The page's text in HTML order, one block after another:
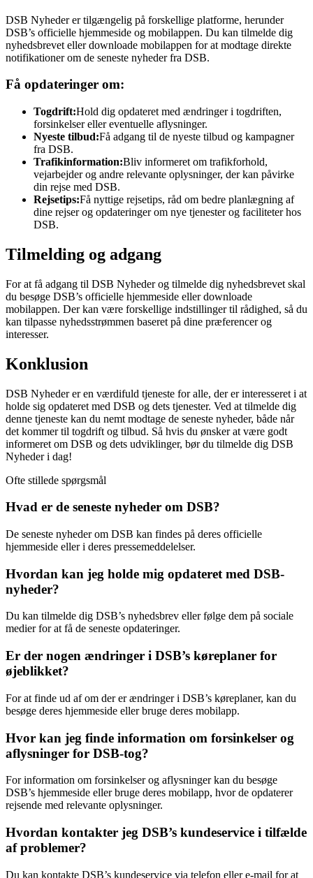
DSB Nyheder er tilgængelig på forskellige platforme, herunder
DSB’s officielle hjemmeside og mobilappen. Du kan tilmelde dig
nyhedsbrevet eller downloade mobilappen for at modtage direkte
notifikationer om de seneste nyheder fra DSB.
Få opdateringer om:
Togdrift:Hold dig opdateret med ændringer i togdriften,
forsinkelser eller eventuelle aflysninger.
Nyeste tilbud:Få adgang til de nyeste tilbud og kampagner
fra DSB.
Trafikinformation:Bliv informeret om trafikforhold,
vejarbejder og andre relevante oplysninger, der kan påvirke
din rejse med DSB.
Rejsetips:Få nyttige rejsetips, råd om bedre planlægning af
dine rejser og opdateringer om nye tjenester og faciliteter hos
DSB.
Tilmelding og adgang
For at få adgang til DSB Nyheder og tilmelde dig nyhedsbrevet skal
du besøge DSB’s officielle hjemmeside eller downloade
mobilappen. Der kan være forskellige indstillinger til rådighed, så du
kan tilpasse nyhedsstrømmen baseret på dine præferencer og
interesser.
Konklusion
DSB Nyheder er en værdifuld tjeneste for alle, der er interesseret i at
holde sig opdateret med DSB og dets tjenester. Ved at tilmelde dig
denne tjeneste kan du nemt modtage de seneste nyheder, både når
det kommer til togdrift og tilbud. Så hvis du ønsker at være godt
informeret om DSB og dets udviklinger, bør du tilmelde dig DSB
Nyheder i dag!
Ofte stillede spørgsmål
Hvad er de seneste nyheder om DSB?
De seneste nyheder om DSB kan findes på deres officielle
hjemmeside eller i deres pressemeddelelser.
Hvordan kan jeg holde mig opdateret med DSB-
nyheder?
Du kan tilmelde dig DSB’s nyhedsbrev eller følge dem på sociale
medier for at få de seneste opdateringer.
Er der nogen ændringer i DSB’s køreplaner for
øjeblikket?
For at finde ud af om der er ændringer i DSB’s køreplaner, kan du
besøge deres hjemmeside eller bruge deres mobilapp.
Hvor kan jeg finde information om forsinkelser og
aflysninger for DSB-tog?
For information om forsinkelser og aflysninger kan du besøge
DSB’s hjemmeside eller bruge deres mobilapp, hvor de opdaterer
rejsende med relevante oplysninger.
Hvordan kontakter jeg DSB’s kundeservice i tilfælde
af problemer?
Du kan kontakte DSB’s kundeservice via telefon eller e-mail for at